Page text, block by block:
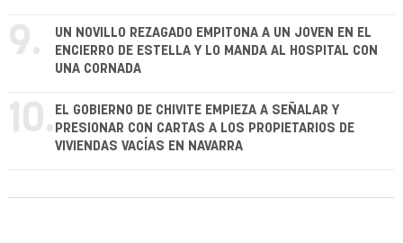
9.
UN NOVILLO REZAGADO EMPITONA A UN JOVEN EN EL
ENCIERRO DE ESTELLA Y LO MANDA AL HOSPITAL CON
UNA CORNADA
10. EL GOBIERNO DE CHIVITE EMPIEZA A SEÑALAR Y
PRESIONAR CON CARTAS A LOS PROPIETARIOS DE
VIVIENDAS VACÍAS EN NAVARRA